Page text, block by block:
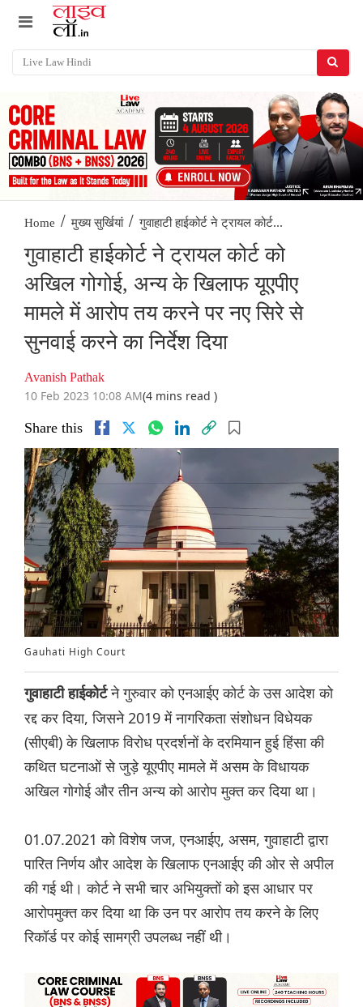
Home / मुख्य सुर्खियां / गुवाहाटी हाईकोर्ट ने ट्रायल कोर्ट...
गुवाहाटी हाईकोर्ट ने ट्रायल कोर्ट को
अखिल गोगोई, अन्य के खिलाफ यूएपीए
मामले में आरोप तय करने पर नए सिरे से
सुनवाई करने का निर्देश दिया
Avanish Pathak
10 Feb 2023 10:08 AM(4 mins read )
Share this
Gauhati High Court
गुवाहाटी हाईकोर्टने गुरुवार को एनआईए कोर्ट के उस आदेश को
रद्द कर दिया, जिसने 2019 में नागरिकता संशोधन विधेयक
(सीएबी) के खिलाफ विरोध प्रदर्शनों के दरमियान हुई हिंसा की
कथित घटनाओं से जुड़े यूएपीए मामले में असम के विधायक
अखिल गोगोई और तीन अन्य को आरोप मुक्त कर दिया था।
01.07.2021 को विशेष जज, एनआईए, असम, गुवाहाटी द्वारा
पारित निर्णय और आदेश के खिलाफ एनआईए की ओर से अपील
की गई थी। कोर्ट ने सभी चार अभियुक्तों को इस आधार पर
आरोपमुक्त कर दिया था कि उन पर आरोप तय करने के लिए
रिकॉर्ड पर कोई सामग्री उपलब्ध नहीं थी।